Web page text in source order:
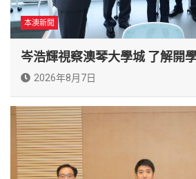
本澳新聞
岑浩輝視察澳琴大學城 了解開
2026年8月7日